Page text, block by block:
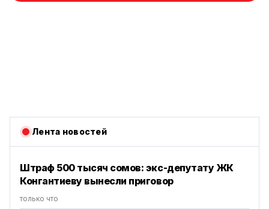
Лента новостей
Штраф 500 тысяч сомов: экс-депутату ЖК
Конгантиеву вынесли приговор
только что